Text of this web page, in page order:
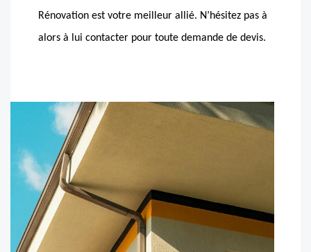
Rénovation est votre meilleur allié. N’hésitez pas à
alors à lui contacter pour toute demande de devis.